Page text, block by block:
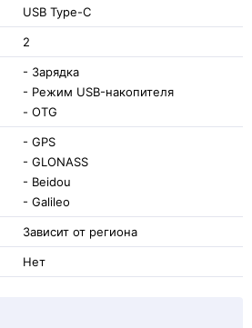
USB Type-C
2
- Зарядка
- Режим USB-накопителя
- OTG
- GPS
- GLONASS
- Beidou
- Galileo
Зависит от региона
Нет